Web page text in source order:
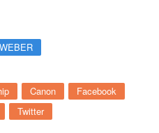
WEBER
Canon
Facebook
Twitter